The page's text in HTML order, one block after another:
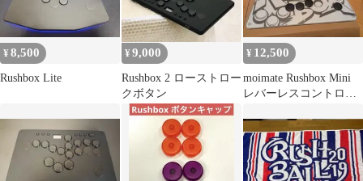
¥8,500
Rushbox Lite
¥9,000
Rushbox 2 ローストロー
クボタン
¥ 12,500
moimate Rushbox Mini
レバーレスコントロー